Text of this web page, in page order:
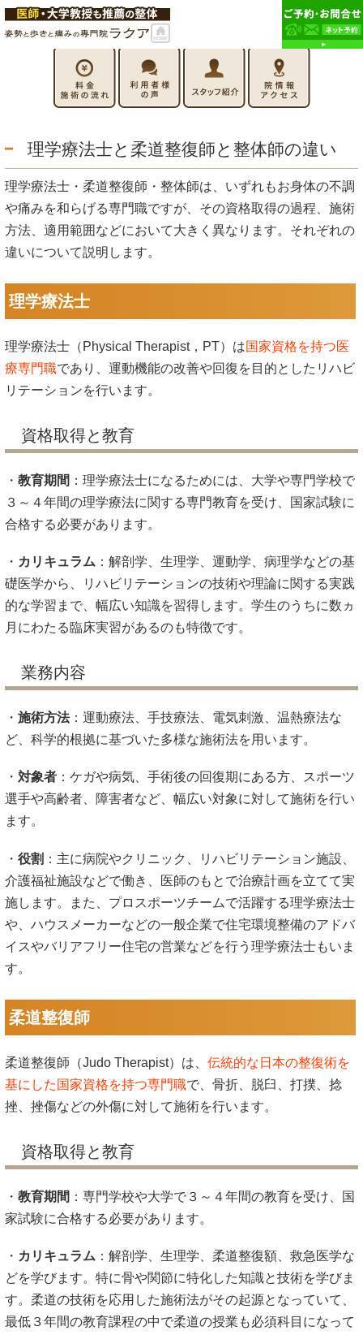
理学療法士と柔道整復師と整体師の違い
理学療法士・柔道整復師・整体師は、いずれもお身体の不調
や痛みを和らげる専門職ですが、その資格取得の過程、施術
方法、適用範囲などにおいて大きく異なります。それぞれの
違いについて説明します。
理学療法士
理学療法士（Physical Therapist，PT）は国家資格を持つ医
療専門職であり、運動機能の改善や回復を目的としたリハビ
リテーションを行います。
資格取得と教育
・ 教育期間 ：理学療法士になるためには、大学や専門学校で
３～４年間の理学療法に関する専門教育を受け、国家試験に
合格する必要があります。
・ カリキュラム ：解剖学、生理学、運動学、病理学などの基
礎医学から、リハビリテーションの技術や理論に関する実践
的な学習まで、幅広い知識を習得します。学生のうちに数ヵ
月にわたる臨床実習があるのも特徴です。
業務内容
・ 施術方法：運動療法、手技療法、電気刺激、温熱療法な
ど、科学的根拠に基づいた多様な施術法を用います。
・ 対象者 ：ケガや病気、手術後の回復期にある方、スポーツ
選手や高齢者、障害者など、幅広い対象に対して施術を行い
ます。
・ 役割 ：主に病院やクリニック、リハビリテーション施設、
介護福祉施設などで働き、医師のもとで治療計画を立てて実
施します。また、プロスポーツチームで活躍する理学療法士
や、ハウスメーカーなどの一般企業で住宅環境整備のアドバ
イスやバリアフリー住宅の営業などを行う理学療法士もいま
す。
柔道整復師
柔道整復師（Judo Therapist）は、 伝統的な日本の整復術を
基にした国家資格を持つ専門職で、骨折、脱臼、打撲、捻
挫、挫傷などの外傷に対して施術を行います。
資格取得と教育
・ 教育期間 ：専門学校や大学で３～４年間の教育を受け、国
家試験に合格する必要があります。
・ カリキュラム ：解剖学、生理学、柔道整復額、救急医学な
どを学びます。特に骨や関節に特化した知識と技術を学びま
す。柔道の技術を応用した施術法がその起源となっていて、
最低３年間の教育課程の中で柔道の授業も必須科目になって